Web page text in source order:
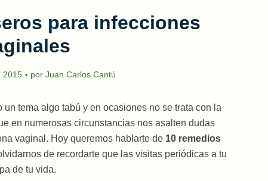
para infecciones
2015 por Juan Carlos Cantú
tema algo tabú y en ocasiones no se trata con la
en numerosas circunstancias nos asalten dudas
vaginal. Hoy queremos hablarte de 10 remedios
de recordarte que las visitas periódicas a tu
de tu vida.